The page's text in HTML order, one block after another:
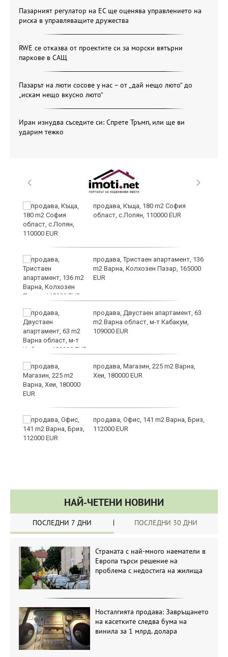
Пазарният регулатор на ЕС ще оценява управлението на
риска в управляващите дружества
RWE се отказва от проектите си за морски вятърни
паркове в САЩ
Пазарът на люти сосове у нас – от „дай нещо люто“ до
„искам нещо вкусно люто“
Иран изнудва съседите си: Спрете Тръмп, или ще ви
ударим тежко
продава, Къща, 180 m2 София
област, с.Лопян, 110000 EUR
продава, Тристаен апартамент, 136
m2 Варна, Колхозен Пазар, 165000
EUR
продава, Двустаен апартамент, 63
m2 Варна област, м-т Кабакум,
109000 EUR
продава, Магазин, 225 m2 Варна,
Хеи, 180000 EUR
продава, Офис, 141 m2 Варна, Бриз,
112000 EUR
НАЙ-ЧЕТЕНИ НОВИНИ
ПОСЛЕДНИ 7 ДНИ ПОСЛЕДНИ 30 ДНИ
Страната с най-много наематели в
Европа търси решение на
проблема с недостига на жилища
Носталгията продава: Завръщането
на касетките следва бума на
винила за 1 млрд. долара